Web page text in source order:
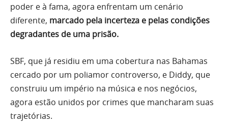
poder e à fama, agora enfrentam um cenário
diferente, marcado pela incerteza e pelas condições
degradantes de uma prisão.
SBF, que já residiu em uma cobertura nas Bahamas
cercado por um poliamor controverso, e Diddy, que
construiu um império na música e nos negócios,
agora estão unidos por crimes que mancharam suas
trajetórias.